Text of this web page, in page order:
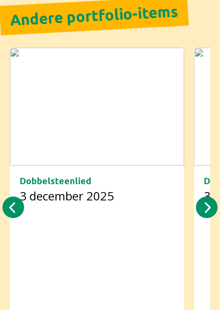
Andere portfolio-items
Dobbelsteenlied
3 december 2025 3